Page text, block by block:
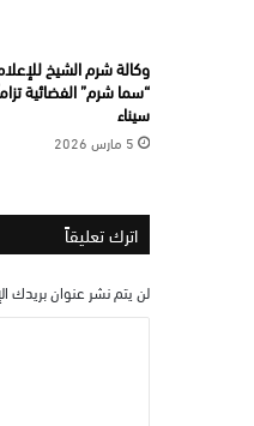
وكالة شرم الشيخ
“سما شرم” الفضائية
سيناء
5 مارس 2026
اترك تعليقاً
لن يتم نشر عنوان بريدك